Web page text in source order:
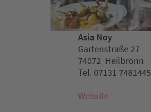
Asia Noy
Gartenstraße 27
74072 Heilbronn
Tel. 07131 7481445
Website